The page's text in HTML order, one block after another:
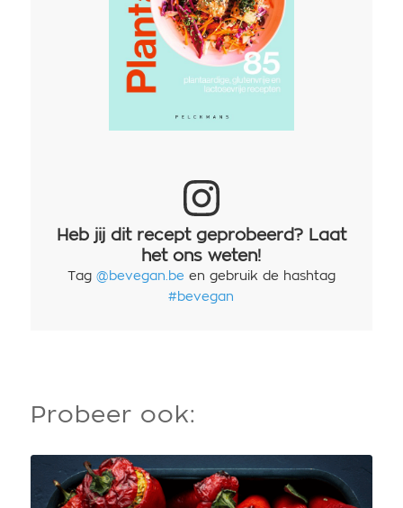
Heb jij dit recept geprobeerd? Laat
het ons weten!
Tag @bevegan.be en gebruik de hashtag
#bevegan
Probeer ook: